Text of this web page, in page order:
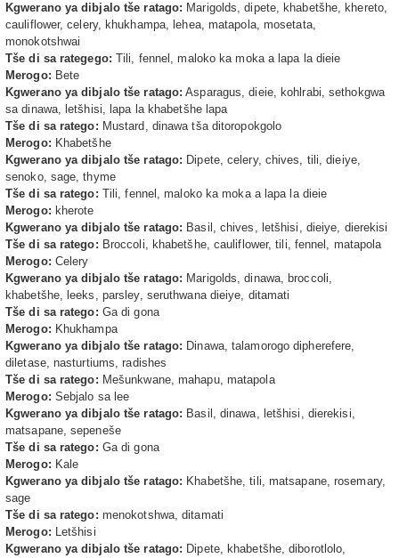
Kgwerano ya dibjalo tše ratago: Marigolds, dipete, khabetšhe, khereto,
cauliflower, celery, khukhampa, lehea, matapola, mosetata,
monokotshwai
Tše di sa rategego: Tili, fennel, maloko ka moka a lapa la dieie
Merogo: Bete
Kgwerano ya dibjalo tše ratago: Asparagus, dieie, kohlrabi, sethokgwa
sa dinawa, letšhisi, lapa la khabetšhe lapa
Tše di sa ratego: Mustard, dinawa tša ditoropokgolo
Merogo: Khabetšhe
Kgwerano ya dibjalo tše ratago: Dipete, celery, chives, tili, dieiye,
senoko, sage, thyme
Tše di sa ratego: Tili, fennel, maloko ka moka a lapa la dieie
Merogo: kherote
Kgwerano ya dibjalo tše ratago: Basil, chives, letšhisi, dieiye, dierekisi
Tše di sa ratego: Broccoli, khabetšhe, cauliflower, tili, fennel, matapola
Merogo: Celery
Kgwerano ya dibjalo tše ratago: Marigolds, dinawa, broccoli,
khabetšhe, leeks, parsley, seruthwana dieiye, ditamati
Tše di sa ratego: Ga di gona
Merogo: Khukhampa
Kgwerano ya dibjalo tše ratago: Dinawa, talamorogo dipherefere,
diletase, nasturtiums, radishes
Tše di sa ratego: Mešunkwane, mahapu, matapola
Merogo: Sebjalo sa lee
Kgwerano ya dibjalo tše ratago: Basil, dinawa, letšhisi, dierekisi,
matsapane, sepeneše
Tše di sa ratego: Ga di gona
Merogo: Kale
Kgwerano ya dibjalo tše ratago: Khabetšhe, tili, matsapane, rosemary,
sage
Tše di sa ratego: menokotshwa, ditamati
Merogo: Letšhisi
Kgwerano ya dibjalo tše ratago: Dipete, khabetšhe, diborotlolo,